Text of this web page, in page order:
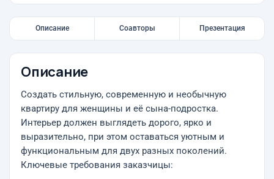
Описание Соавторы Презентация
Описание
Создать стильную, современную и необычную
квартиру для женщины и её сына-подростка.
Интерьер должен выглядеть дорого, ярко и
выразительно, при этом оставаться уютным и
функциональным для двух разных поколений.
Ключевые требования заказчицы: